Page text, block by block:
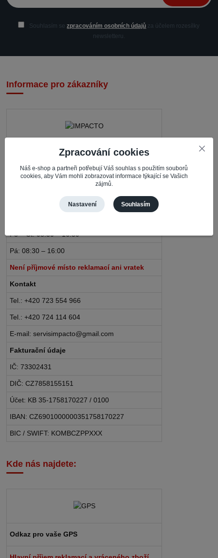
Souhlasím sezpracováním osobních údajů za účelem rozesílky
newsletteru.
Informace pro zákazníky
IMPACTO – Ingrid Kaczorová
Nerudova 468
735 81 Bohumín – Nový Bohumín
Česká republika
Po – Čt: 08:30 – 16:30
Pá: 08:30 – 16:00
Není příjmové místo reklamací ani vratek
Kontakt
Tel.: +420 723 554 966
Tel.: +420 724 114 604
E-mail: servisimpacto@gmail.com
Fakturační údaje
IČ: 73302431
DIČ: CZ7858155151
Účet: KB 35-1758170227 / 0100
IBAN: CZ6901000000351758170227
BIC / SWIFT: KOMBCZPPXXX
Kde nás najdete:
Odkaz pro vaše GPS
Zpracování cookies
Náš e-shop a partneři potřebují Váš souhlas s použitím souborů
cookies, aby Vám mohli zobrazovat informace týkající se Vašich
zájmů.
Nastavení Souhlasím